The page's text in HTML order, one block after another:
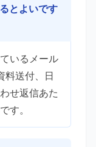
とよいです
いるメール
料送付、日
せ返信あた
す。